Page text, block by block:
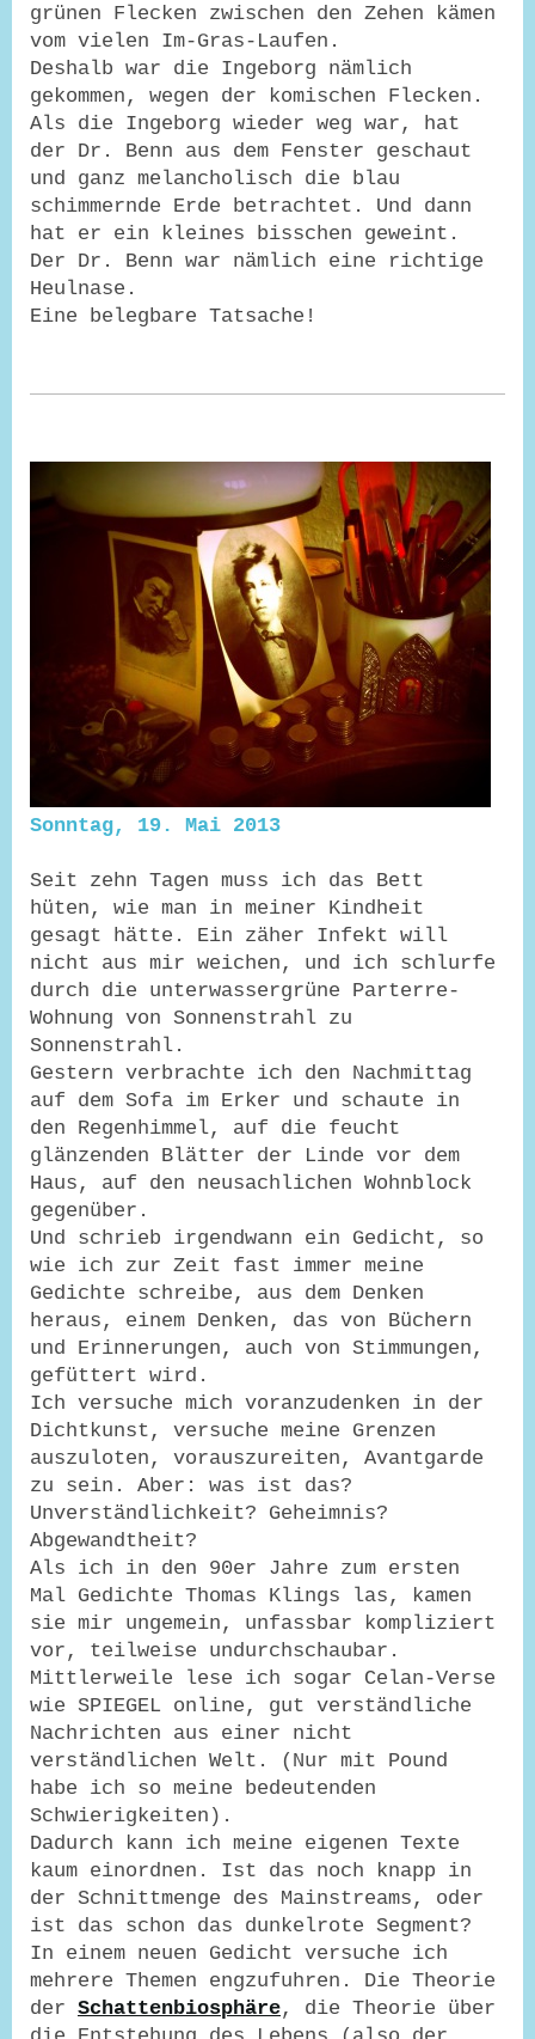
grünen Flecken zwischen den Zehen kämen
vom vielen Im-Gras-Laufen.
Deshalb war die Ingeborg nämlich
gekommen, wegen der komischen Flecken.
Als die Ingeborg wieder weg war, hat
der Dr. Benn aus dem Fenster geschaut
und ganz melancholisch die blau
schimmernde Erde betrachtet. Und dann
hat er ein kleines bisschen geweint.
Der Dr. Benn war nämlich eine richtige
Heulnase.
Eine belegbare Tatsache!
Sonntag, 19. Mai 2013
Seit zehn Tagen muss ich das Bett
hüten, wie man in meiner Kindheit
gesagt hätte. Ein zäher Infekt will
nicht aus mir weichen, und ich schlurfe
durch die unterwassergrüne Parterre-
Wohnung von Sonnenstrahl zu
Sonnenstrahl.
Gestern verbrachte ich den Nachmittag
auf dem Sofa im Erker und schaute in
den Regenhimmel, auf die feucht
glänzenden Blätter der Linde vor dem
Haus, auf den neusachlichen Wohnblock
gegenüber.
Und schrieb irgendwann ein Gedicht, so
wie ich zur Zeit fast immer meine
Gedichte schreibe, aus dem Denken
heraus, einem Denken, das von Büchern
und Erinnerungen, auch von Stimmungen,
gefüttert wird.
Ich versuche mich voranzudenken in der
Dichtkunst, versuche meine Grenzen
auszuloten, vorauszureiten, Avantgarde
zu sein. Aber: was ist das?
Unverständlichkeit? Geheimnis?
Abgewandtheit?
Als ich in den 90er Jahre zum ersten
Mal Gedichte Thomas Klings las, kamen
sie mir ungemein, unfassbar kompliziert
vor, teilweise undurchschaubar.
Mittlerweile lese ich sogar Celan-Verse
wie SPIEGEL online, gut verständliche
Nachrichten aus einer nicht
verständlichen Welt. (Nur mit Pound
habe ich so meine bedeutenden
Schwierigkeiten).
Dadurch kann ich meine eigenen Texte
kaum einordnen. Ist das noch knapp in
der Schnittmenge des Mainstreams, oder
ist das schon das dunkelrote Segment?
In einem neuen Gedicht versuche ich
mehrere Themen engzufuhren. Die Theorie
der Schattenbiosphäre, die Theorie über